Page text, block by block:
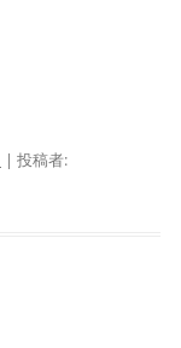
| 投稿者: